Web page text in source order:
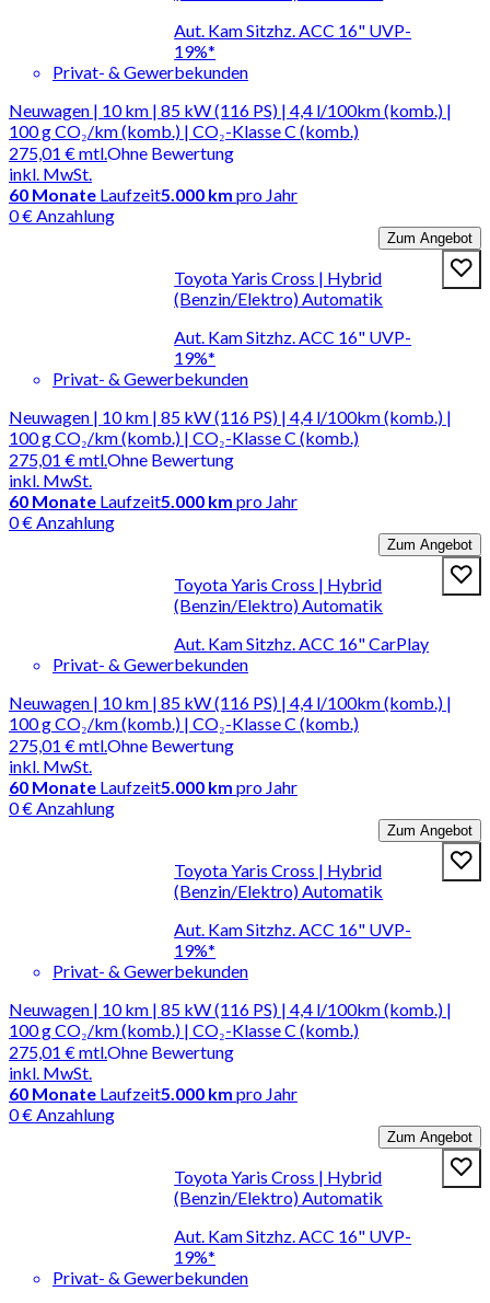
Aut. Kam Sitzhz. ACC 16" UVP-
19%*
Privat- & Gewerbekunden
Neuwagen | 10 km | 85 kW (116 PS) | 4,4 l/100km (komb.) |
100 g CO₂/km (komb.) | CO₂-Klasse C (komb.)
275,01 €mtl.
inkl. MwSt.
Ohne Bewertung
60 Monate Laufzeit5.000 km pro Jahr
0 € Anzahlung
Zum Angebot
Toyota Yaris Cross | Hybrid
(Benzin/Elektro) Automatik
Aut. Kam Sitzhz. ACC 16" UVP-
19%*
Privat- & Gewerbekunden
Neuwagen | 10 km | 85 kW (116 PS) | 4,4 l/100km (komb.) |
100 g CO₂/km (komb.) | CO₂-Klasse C (komb.)
275,01 €mtl.
inkl. MwSt.
Ohne Bewertung
60 Monate Laufzeit5.000 km pro Jahr
0 € Anzahlung
Zum Angebot
Toyota Yaris Cross | Hybrid
(Benzin/Elektro) Automatik
Aut. Kam Sitzhz. ACC 16" CarPlay
Privat- & Gewerbekunden
Neuwagen | 10 km | 85 kW (116 PS) | 4,4 l/100km (komb.) |
100 g CO₂/km (komb.) | CO₂-Klasse C (komb.)
275,01 €mtl.
inkl. MwSt.
Ohne Bewertung
60 Monate Laufzeit5.000 km pro Jahr
0 € Anzahlung
Zum Angebot
Toyota Yaris Cross | Hybrid
(Benzin/Elektro) Automatik
Aut. Kam Sitzhz. ACC 16" UVP-
19%*
Privat- & Gewerbekunden
Neuwagen | 10 km | 85 kW (116 PS) | 4,4 l/100km (komb.) |
100 g CO₂/km (komb.) | CO₂-Klasse C (komb.)
275,01 €mtl.
inkl. MwSt.
Ohne Bewertung
60 Monate Laufzeit5.000 km pro Jahr
0 € Anzahlung
Zum Angebot
Toyota Yaris Cross | Hybrid
(Benzin/Elektro) Automatik
Aut. Kam Sitzhz. ACC 16" UVP-
19%*
Privat- & Gewerbekunden